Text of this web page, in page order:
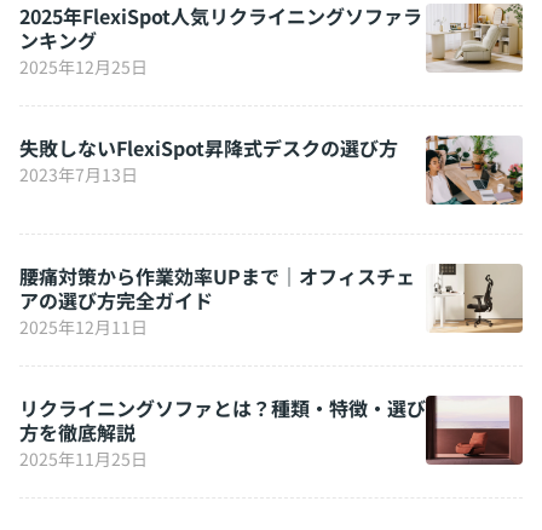
2025年FlexiSpot人気リクライニングソファラ
ンキング
2025年12月25日
失敗しないFlexiSpot昇降式デスクの選び方
2023年7月13日
腰痛対策から作業効率UPまで｜オフィスチェ
アの選び方完全ガイド
2025年12月11日
リクライニングソファとは？種類・特徴・選び
方を徹底解説
2025年11月25日